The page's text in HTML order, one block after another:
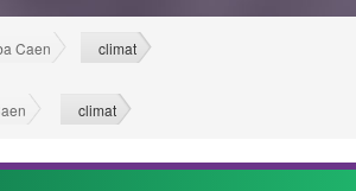
Caen climat
climat